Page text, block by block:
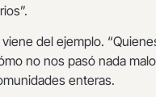
del ejemplo.
no nos pasó nada
enteras.